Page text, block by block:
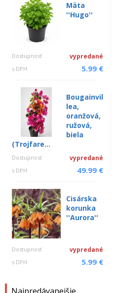
Mäta
''Hugo''
Dostupnosť vypredané
s DPH 5.99 €
Bougainvil
lea,
oranžová,
ružová,
biela
(Trojfare...
Dostupnosť vypredané
s DPH 49.99 €
Cisárska
korunka
''Aurora''
Dostupnosť vypredané
s DPH 5.99 €